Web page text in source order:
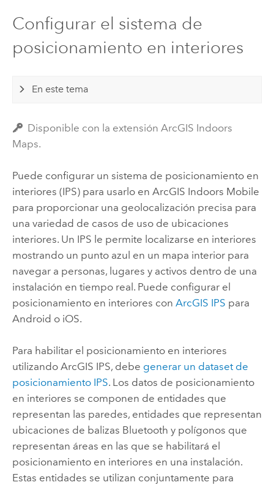
Configurar el sistema de
posicionamiento en interiores
En este tema
Disponible con la extensión ArcGIS Indoors
Maps.
Puede configurar un sistema de posicionamiento en
interiores (IPS) para usarlo en ArcGIS Indoors Mobile
para proporcionar una geolocalización precisa para
una variedad de casos de uso de ubicaciones
interiores. Un IPS le permite localizarse en interiores
mostrando un punto azul en un mapa interior para
navegar a personas, lugares y activos dentro de una
instalación en tiempo real. Puede configurar el
posicionamiento en interiores con ArcGIS IPS para
Android o iOS.
Para habilitar el posicionamiento en interiores
utilizando ArcGIS IPS, debe generar un dataset de
posicionamiento IPS. Los datos de posicionamiento
en interiores se componen de entidades que
representan las paredes, entidades que representan
ubicaciones de balizas Bluetooth y polígonos que
representan áreas en las que se habilitará el
posicionamiento en interiores en una instalación.
Estas entidades se utilizan conjuntamente para